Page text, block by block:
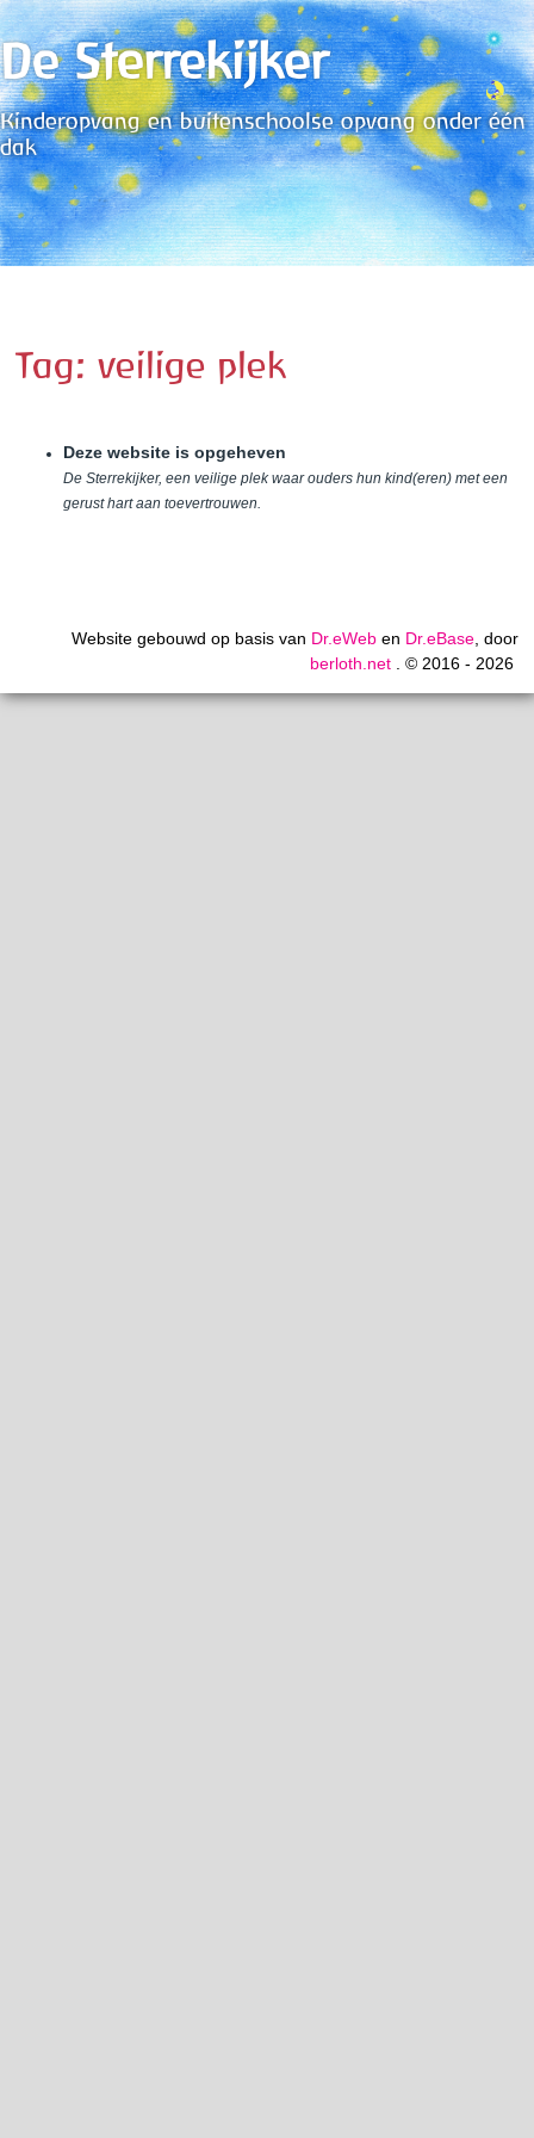
De Sterrekijker
Kinderopvang en buitenschoolse opvang onder één
dak
Tag: veilige plek
Deze website is opgeheven
De Sterrekijker, een veilige plek waar ouders hun kind(eren) met een
gerust hart aan toevertrouwen.
Website gebouwd op basis van Dr.eWeben Dr.eBase, door
berloth.net. © 2016 - 2026